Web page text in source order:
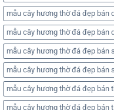
mẫu cây hương thờ đá đẹp bán
mẫu cây hương thờ đá đẹp bán
mẫu cây hương thờ đá đẹp bán
mẫu cây hương thờ đá đẹp bán
mẫu cây hương thờ đá đẹp bán
mẫu cây hương thờ đá đẹp bán